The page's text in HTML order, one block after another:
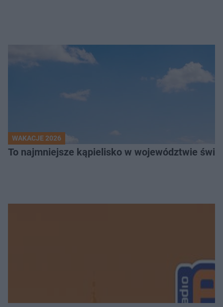
WAKACJE 2026
To najmniejsze kąpielisko w województwie